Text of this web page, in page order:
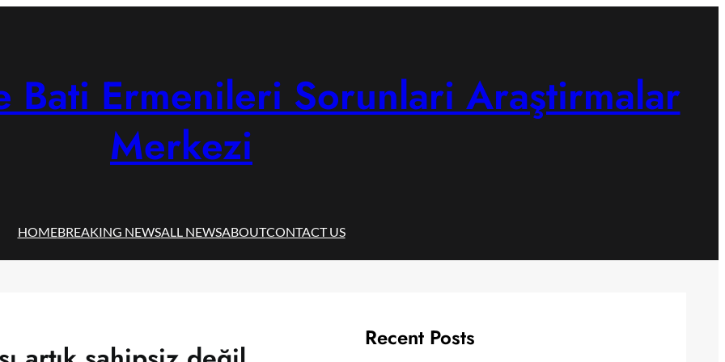
Bati Ermenileri Sorunlari Araştirmalar
Merkezi
HOMEBREAKING NEWSALL NEWSABOUTCONTACT US
Recent Posts